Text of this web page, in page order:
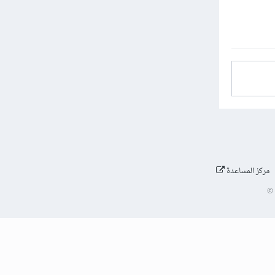
مركز المساعدة
©